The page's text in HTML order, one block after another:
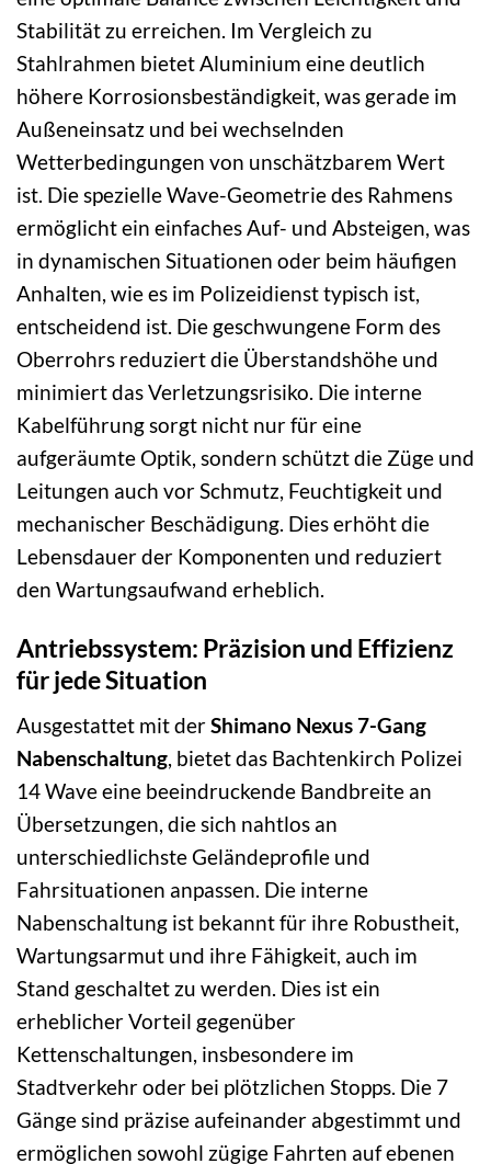
Stabilität zu erreichen. Im Vergleich zu
Stahlrahmen bietet Aluminium eine deutlich
höhere Korrosionsbeständigkeit, was gerade im
Außeneinsatz und bei wechselnden
Wetterbedingungen von unschätzbarem Wert
ist. Die spezielle Wave-Geometrie des Rahmens
ermöglicht ein einfaches Auf- und Absteigen, was
in dynamischen Situationen oder beim häufigen
Anhalten, wie es im Polizeidienst typisch ist,
entscheidend ist. Die geschwungene Form des
Oberrohrs reduziert die Überstandshöhe und
minimiert das Verletzungsrisiko. Die interne
Kabelführung sorgt nicht nur für eine
aufgeräumte Optik, sondern schützt die Züge und
Leitungen auch vor Schmutz, Feuchtigkeit und
mechanischer Beschädigung. Dies erhöht die
Lebensdauer der Komponenten und reduziert
den Wartungsaufwand erheblich.
Antriebssystem: Präzision und Effizienz
für jede Situation
Ausgestattet mit derShimano Nexus 7-Gang
Nabenschaltung, bietet das Bachtenkirch Polizei
14 Wave eine beeindruckende Bandbreite an
Übersetzungen, die sich nahtlos an
unterschiedlichste Geländeprofile und
Fahrsituationen anpassen. Die interne
Nabenschaltung ist bekannt für ihre Robustheit,
Wartungsarmut und ihre Fähigkeit, auch im
Stand geschaltet zu werden. Dies ist ein
erheblicher Vorteil gegenüber
Kettenschaltungen, insbesondere im
Stadtverkehr oder bei plötzlichen Stopps. Die 7
Gänge sind präzise aufeinander abgestimmt und
ermöglichen sowohl zügige Fahrten auf ebenen